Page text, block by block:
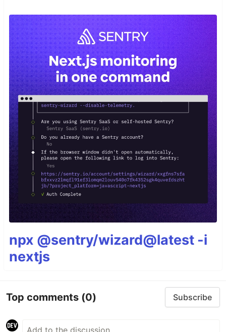
npx @sentry/wizard@latest -i
nextjs
Top comments (0) Subscribe